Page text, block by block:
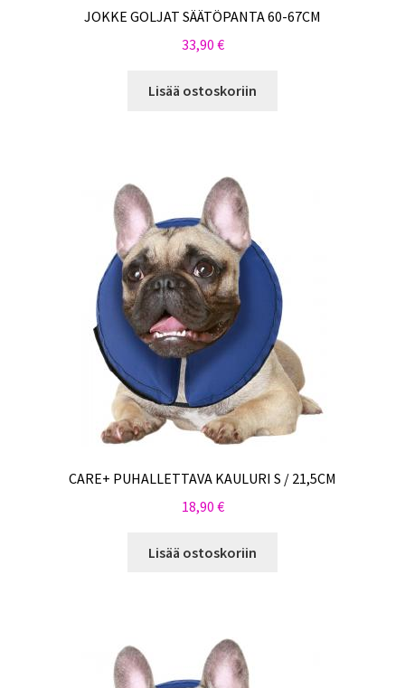
JOKKE GOLJAT SÄÄTÖPANTA 60-67CM
33,90 €
Lisää ostoskoriin
CARE+ PUHALLETTAVA KAULURI S / 21,5CM
18,90 €
Lisää ostoskoriin